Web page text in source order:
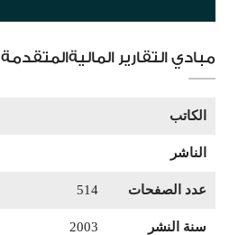
مبادي التقارير الماليةالمتقدمة
الكاتب
الناشر
عدد الصفحات 514
سنة النشر 2003